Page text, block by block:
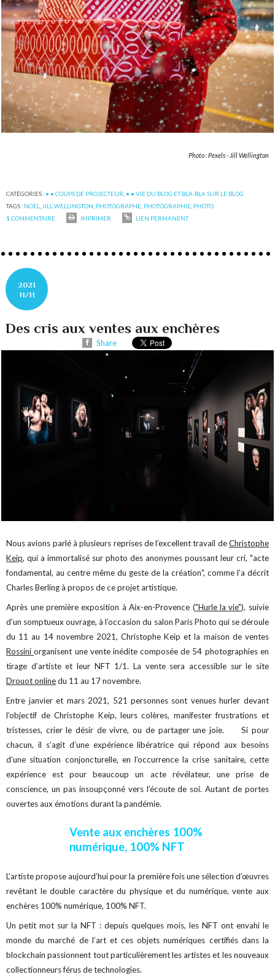
Photo : Pexels - Jill Wellington
CATÉGORIES : • • COUPS DE PROJECTEUR • • VIE DU BLOG ET BLA-BLA SUR LE BLOG
TAGS : NOËL JILL WELLINGTON PHOTOGRAPHE PHOTOGRAPHIE PHOTO
1 COMMENTAIRE IMPRIMER LIEN PERMANENT
2021
11/11
Des cris aux ventes aux enchères
Share
Nous avions parlé à plusieurs reprises de l’excellent travail deChristophe
Keip, qui a immortalisé sur photo des anonymes poussant leur cri, "acte
fondamental, au centre même du geste de la création", comme l’a décrit
Charles Berling à propos de ce projet artistique.
Après une première exposition à Aix-en-Provence ("Hurle la vie"), suivie
d’un somptueux ouvrage, à l’occasion du salon Paris Photo qui se déroule
du 11 au 14 novembre 2021, Christophe Keip et la maison de ventes
Rossiniorganisent une vente inédite composée de 54 photographies en
tirage d’artiste et leur NFT 1/1. La vente sera accessible sur le site
Drouot onlinedu 11 au 17 novembre.
Entre janvier et mars 2021, 521 personnes sont venues hurler devant
l’objectif de Christophe Keip, leurs colères, manifester frustrations et
tristesses, crier le désir de vivre, ou de partager une joie. Si pour
chacun, il s’agit d’une expérience libératrice qui répond aux besoins
d’une situation conjoncturelle, en l’occurrence la crise sanitaire, cette
expérience est pour beaucoup un acte révélateur, une prise de
conscience, un pas insoupçonné vers l’écoute de soi. Autant de portes
ouvertes aux émotions durant la pandémie.
Vente aux enchères 100%
numérique, 100% NFT
L'artiste propose aujourd’hui pour la première fois une sélection d’œuvres
revêtant le double caractère du physique et du numérique, vente aux
enchères 100% numérique, 100% NFT.
Un petit mot sur la NFT : depuis quelques mois, les NFT ont envahi le
monde du marché de l’art et ces objets numériques certifiés dans la
blockchain passionnent tout particulièrement les artistes et les nouveaux
collectionneurs férus de technologies.